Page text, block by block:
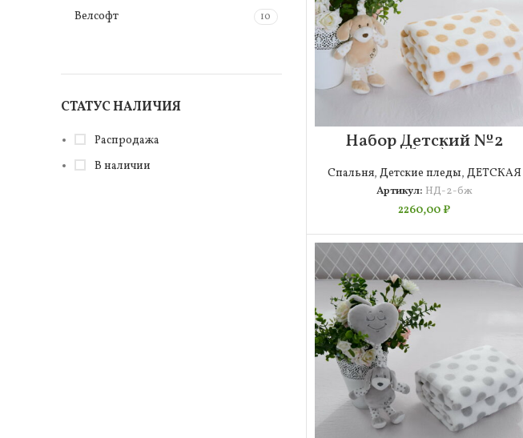
Велсофт 10
СТАТУС НАЛИЧИЯ
Распродажа
В наличии
Набор Детский №2
(беж)
Спальня, Детские пледы, ДЕТСКАЯ
Артикул: НД-2-бж
2260,00₽